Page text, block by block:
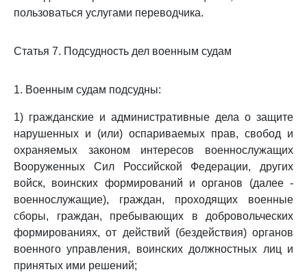
пользоваться услугами переводчика.
Статья 7. Подсудность дел военным судам
1. Военным судам подсудны:
1) гражданские и административные дела о защите
нарушенных и (или) оспариваемых прав, свобод и
охраняемых законом интересов военнослужащих
Вооруженных Сил Российской Федерации, других
войск, воинских формирований и органов (далее -
военнослужащие), граждан, проходящих военные
сборы, граждан, пребывающих в добровольческих
формированиях, от действий (бездействия) органов
военного управления, воинских должностных лиц и
принятых ими решений;